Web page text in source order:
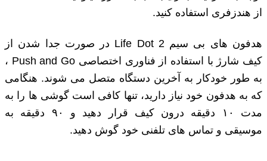
از هندزفری استفاده کنید.
هدفون های بی سیم Life Dot 2 در صورت جدا شدن از
کیف شارژ با استفاده از فناوری اختصاصی Push and Go ،
به طور خودکار به آخرین دستگاه متصل می شوند. هنگامی
که به هدفون خود نیاز دارید، تنها کافی است گوشی ها را به
مدت ۱۰ دقیقه درون کیف قرار دهید و ۹۰ دقیقه به
موسیقی و تماس های تلفنی خود گوش دهید.